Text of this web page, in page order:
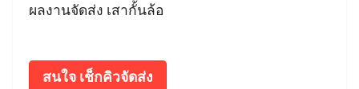
ผลงานจัดส่ง เสากั้นล้อ
สนใจ เช็กคิวจัดส่ง